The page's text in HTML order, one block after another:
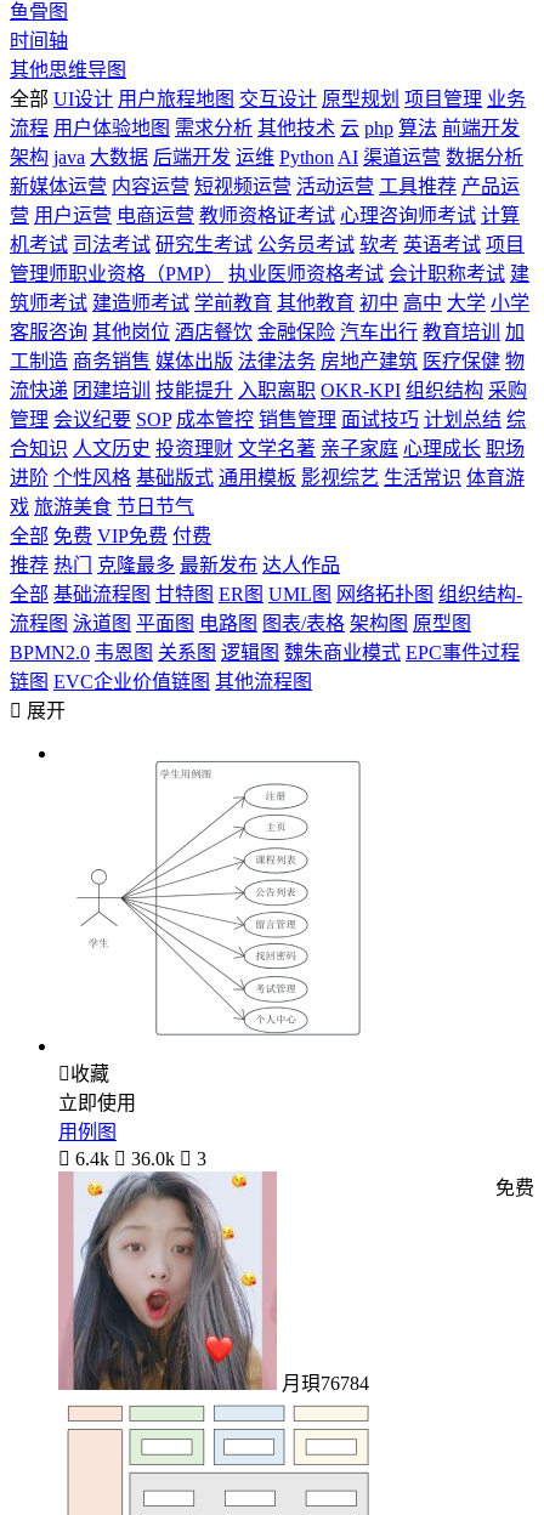
鱼骨图
时间轴
其他思维导图
全部 UI设计 用户旅程地图 交互设计 原型规划 项目管理 业务
流程 用户体验地图 需求分析 其他技术 云 php 算法 前端开发
架构 java 大数据 后端开发 运维 Python AI 渠道运营 数据分析
新媒体运营 内容运营 短视频运营 活动运营 工具推荐 产品运
营 用户运营 电商运营 教师资格证考试 心理咨询师考试 计算
机考试 司法考试 研究生考试 公务员考试 软考 英语考试 项目
管理师职业资格（PMP）
执业医师资格考试 会计职称考试 建
筑师考试 建造师考试 学前教育 其他教育 初中 高中 大学 小学
客服咨询 其他岗位 酒店餐饮 金融保险 汽车出行 教育培训
加
工制造 商务销售 媒体出版 法律法务 房地产建筑 医疗保健 物
流快递 团建培训 技能提升 入职离职 OKR-KPI 组织结构 采购
管理 会议纪要 SOP 成本管控 销售管理 面试技巧 计划总结 综
合知识 人文历史 投资理财 文学名著 亲子家庭 心理成长 职场
进阶 个性风格 基础版式 通用模板 影视综艺 生活常识 体育游
戏 旅游美食 节日节气
全部 免费 VIP免费 付费
推荐 热门 克隆最多 最新发布 达人作品
全部 基础流程图 甘特图 ER图 UML图 网络拓扑图 组织结构-
流程图 泳道图 平面图 电路图 图表/表格 架构图 原型图
BPMN2.0 韦恩图 关系图 逻辑图 魏朱商业模式 EPC事件过程
链图 EVC企业价值链图 其他流程图
 展开
收藏
立即使用
用例图
 6.4k  36.0k  3
月珼76784
免费